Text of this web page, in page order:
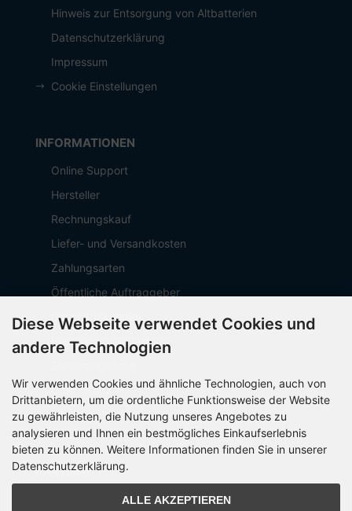
Hinweis zur Entsorgung von Altbatterien
Datenschutzerklärung
Impressum
Cookie Einstellungen
INFORMATIONEN
Online Support
Hersteller
Rechnungskauf
Liefer- und Versandkosten
Zahlungsarten
Öffentliche Auftraggeber
Geschäftskunden
Beschaffungsplattform
Über OCTO IT
Sitemap
PARTNER
Diese Webseite verwendet Cookies und
andere Technologien
Wir verwenden Cookies und ähnliche Technologien, auch von
Drittanbietern, um die ordentliche Funktionsweise der Website
zu gewährleisten, die Nutzung unseres Angebotes zu
analysieren und Ihnen ein bestmögliches Einkaufserlebnis
bieten zu können. Weitere Informationen finden Sie in unserer
Datenschutzerklärung.
ALLE AKZEPTIEREN